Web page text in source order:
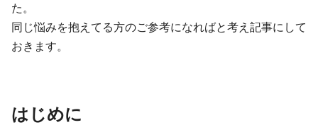
た。
同じ悩みを抱えてる方のご参考になればと考え記事にして
おきます。
はじめに